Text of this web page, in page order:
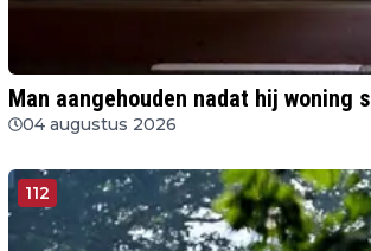
Man aangehouden nadat hij woning
04 augustus 2026
112